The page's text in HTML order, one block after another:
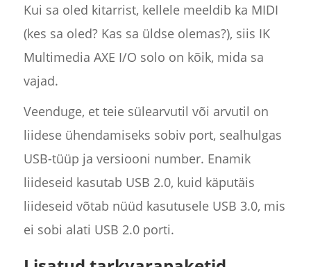
Kui sa oled kitarrist, kellele meeldib ka MIDI
(kes sa oled? Kas sa üldse olemas?), siis IK
Multimedia AXE I/O solo on kõik, mida sa
vajad.
Veenduge, et teie sülearvutil või arvutil on
liidese ühendamiseks sobiv port, sealhulgas
USB-tüüp ja versiooni number. Enamik
liideseid kasutab USB 2.0, kuid käputäis
liideseid võtab nüüd kasutusele USB 3.0, mis
ei sobi alati USB 2.0 porti.